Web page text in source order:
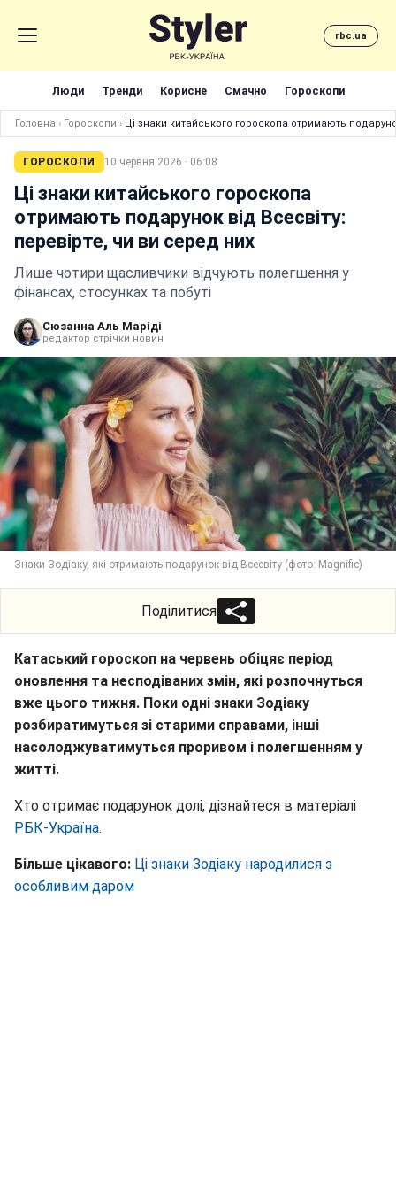
rbc.ua
Люди Тренди Корисне Смачно Гороскопи
Головна › Гороскопи › Ці знаки китайського гороскопа отримають
ГОРОСКОПИ 10 червня 2026 · 06:08
Ці знаки китайського гороскопа
отримають подарунок від Всесвіту:
перевірте, чи ви серед них
Лише чотири щасливчики відчують полегшення у
фінансах, стосунках та побуті
Сюзанна Аль Маріді
редактор стрічки новин
Знаки Зодіаку, які отримають подарунок від Всесвіту (фото: Magnific)
Поділитися
Катаський гороскоп на червень обіцяє період
оновлення та несподіваних змін, які розпочнуться
вже цього тижня. Поки одні знаки Зодіаку
розбиратимуться зі старими справами, інші
насолоджуватимуться проривом і полегшенням у
житті.
Хто отримає подарунок долі, дізнайтеся в матеріалі
РБК-Україна.
Більше цікавого: Ці знаки Зодіаку народилися з
особливим даром